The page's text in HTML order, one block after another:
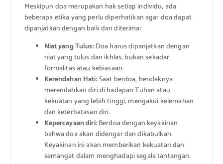
Meskipun doa merupakan hak setiap individu, ada
beberapa etika yang perlu diperhatikan agar doa dapat
dipanjatkan dengan baik dan diterima:
Niat yang Tulus:Doa harus dipanjatkan dengan
niat yang tulus dan ikhlas, bukan sekadar
formalitas atau kebiasaan.
Kerendahan Hati:Saat berdoa, hendaknya
merendahkan diri di hadapan Tuhan atau
kekuatan yang lebih tinggi, mengakui kelemahan
dan keterbatasan diri.
Kepercayaan diri:Berdoa dengan keyakinan
bahwa doa akan didengar dan dikabulkan.
Keyakinan ini akan memberikan kekuatan dan
semangat dalam menghadapi segala tantangan.